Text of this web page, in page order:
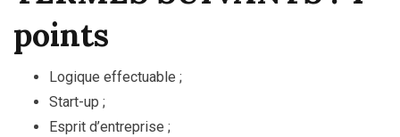
points
Logique effectuable ;
Start-up ;
Esprit d’entreprise ;